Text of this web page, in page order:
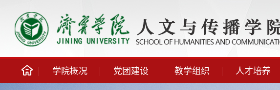
学院概况 党团建设 教学组织 人才培养